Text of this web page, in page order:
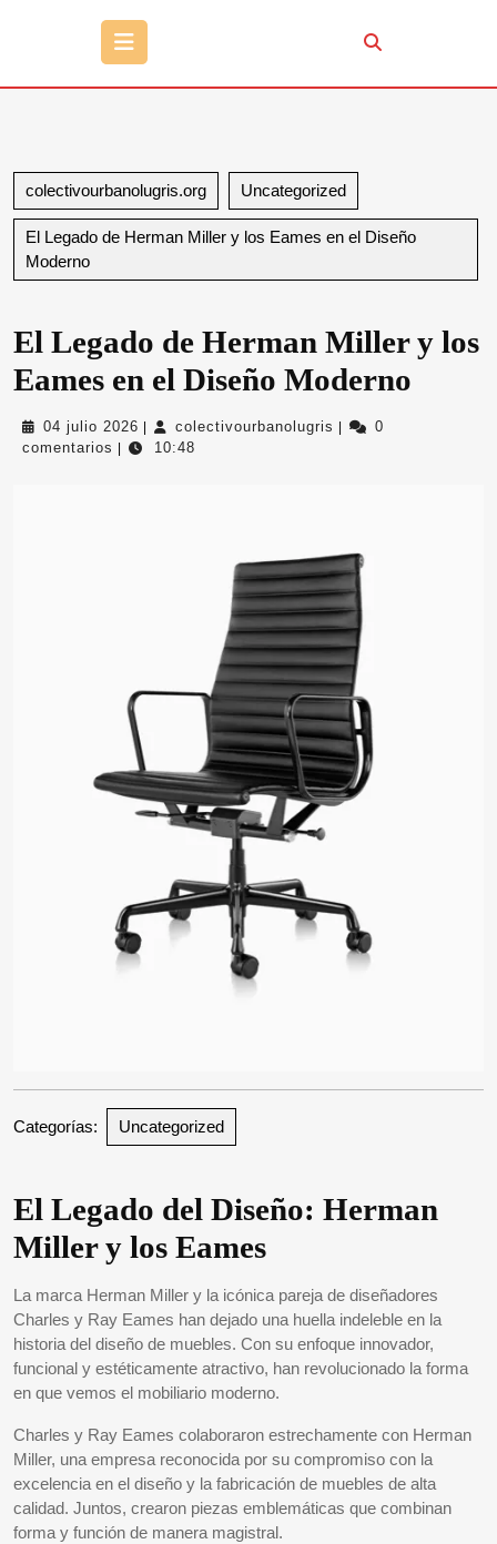
Botón
colectivourbanolugris.org Uncategorized
El Legado de Herman Miller y los Eames en el Diseño
Moderno
El Legado de Herman Miller y los
Eames en el Diseño Moderno
04 julio 2026 04
julio
colectivourbanolugris colectivourbanolugris
0
comentarios
10:48
Categorías: Uncategorized
El Legado del Diseño: Herman
Miller y los Eames
La marca Herman Miller y la icónica pareja de diseñadores
Charles y Ray Eames han dejado una huella indeleble en la
historia del diseño de muebles. Con su enfoque innovador,
funcional y estéticamente atractivo, han revolucionado la forma
en que vemos el mobiliario moderno.
Charles y Ray Eames colaboraron estrechamente con Herman
Miller, una empresa reconocida por su compromiso con la
excelencia en el diseño y la fabricación de muebles de alta
calidad. Juntos, crearon piezas emblemáticas que combinan
forma y función de manera magistral.